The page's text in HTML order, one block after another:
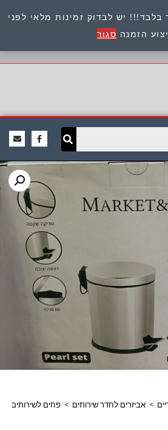
יש לבדוק זמינות מלאי לפני
הזמנה סגור
כתובת : היוזמים 9 אור יהודה שירות לקוחות 054-
8945722
> אביזרים לחדר שירותים > פחים לשירותים